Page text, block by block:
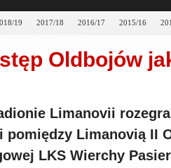
19 2017/18 2016/17 2015/16
Oldbojów
Limanovii
pomiędzy Limanovią II
LKS Wierchy